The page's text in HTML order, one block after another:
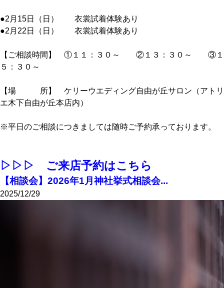
●2月15日（日） 衣裳試着体験あり
●2月22日（日） 衣裳試着体験あり
【ご相談時間】 ①１１：３０～ ②１３：３０～ ③１
５：３０～
【場 所】 ケリーウエディング自由が丘サロン（アトリ
エ木下自由が丘本店内）
※平日のご相談につきましては随時ご予約承っております。
▷▷▷ ご来店予約はこちら
【相談会】2026年1月神社挙式相談会...
2025/12/29